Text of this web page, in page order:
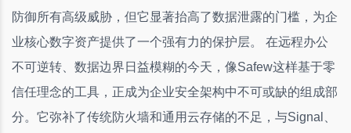
防御所有高级威胁，但它显著抬高了数据泄露的门槛，为企
业核心数字资产提供了一个强有力的保护层。 在远程办公
不可逆转、数据边界日益模糊的今天，像Safew这样基于零
信任理念的工具，正成为企业安全架构中不可或缺的组成部
分。它弥补了传统防火墙和通用云存储的不足，与Signal、